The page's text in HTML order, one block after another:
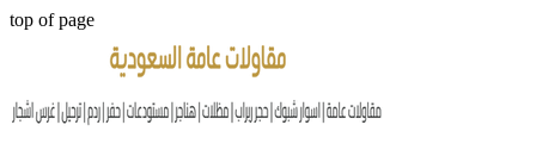
top of page